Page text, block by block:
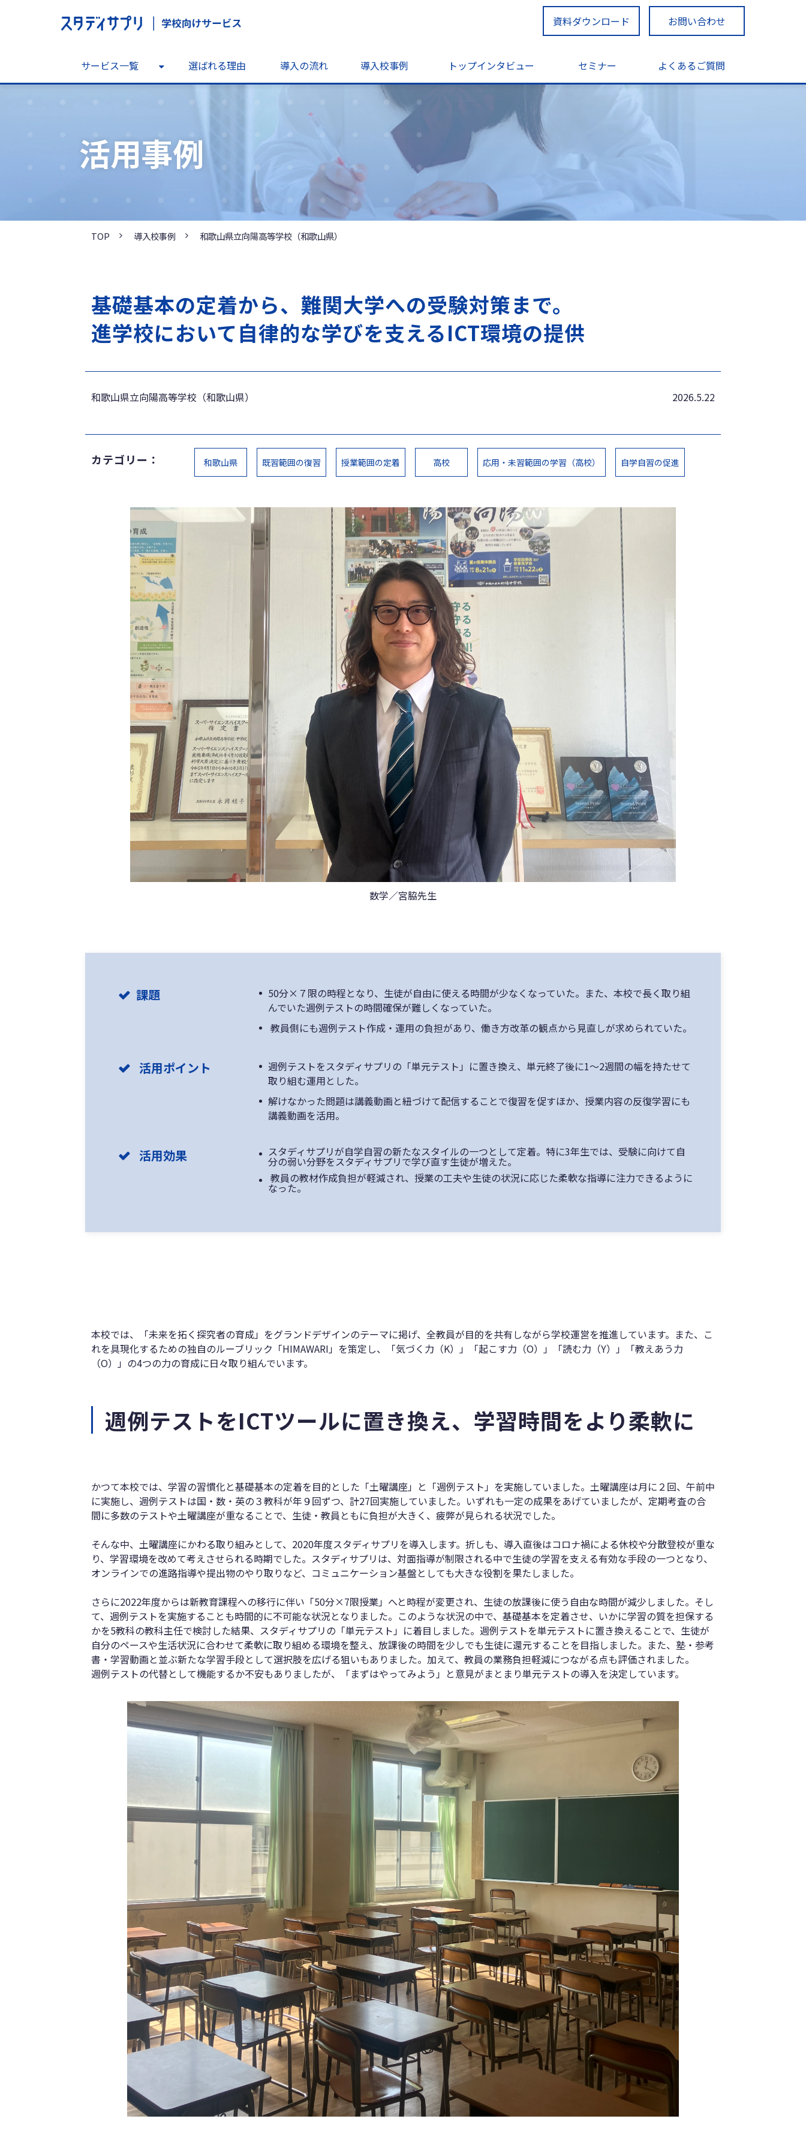
資料ダウンロード お問い合わせ
サービス一覧 選ばれる理由 導入の流れ 導入校事例 トップインタビュー セミナー よくあるご質問
活用事例
TOP 導入校事例 和歌山県立向陽高等学校（和歌山県）
基礎基本の定着から、難関大学への受験対策まで。
進学校において自律的な学びを支えるICT環境の提供
和歌山県立向陽高等学校（和歌山県） 2026.5.22
カテゴリー： 和歌山県 既習範囲の復習 授業範囲の定着 高校 応用・未習範囲の学習（高校） 自学自習の促進
数学／宮脇先生
課題
50分×７限の時程となり、生徒が自由に使える時間が少なくなっていた。また、本校で長く取り組
んでいた週例テストの時間確保が難しくなっていた。
教員側にも週例テスト作成・運用の負担があり、働き方改革の観点から見直しが求められていた。
活用ポイント
週例テストをスタディサプリの「単元テスト」に置き換え、単元終了後に1〜2週間の幅を持たせて
取り組む運用とした。
解けなかった問題は講義動画と紐づけて配信することで復習を促すほか、授業内容の反復学習にも
講義動画を活用。
活用効果 スタディサプリが自学自習の新たなスタイルの一つとして定着。特に3年生では、受験に向けて自
分の弱い分野をスタディサプリで学び直す生徒が増えた。
教員の教材作成負担が軽減され、授業の工夫や生徒の状況に応じた柔軟な指導に注力できるように
なった。
本校では、「未来を拓く探究者の育成」をグランドデザインのテーマに掲げ、全教員が目的を共有しながら学校運営を推進しています。また、こ
れを具現化するための独自のルーブリック「HIMAWARI」を策定し、「気づく力（K）」「起こす力（O）」「読む力（Y）」「教えあう力
（O）」の4つの力の育成に日々取り組んでいます。
週例テストをICTツールに置き換え、学習時間をより柔軟に
かつて本校では、学習の習慣化と基礎基本の定着を目的とした「土曜講座」と「週例テスト」を実施していました。土曜講座は月に２回、午前中
に実施し、週例テストは国・数・英の３教科が年９回ずつ、計27回実施していました。いずれも一定の成果をあげていましたが、定期考査の合
間に多数のテストや土曜講座が重なることで、生徒・教員ともに負担が大きく、疲弊が見られる状況でした。
そんな中、土曜講座にかわる取り組みとして、2020年度スタディサプリを導入します。折しも、導入直後はコロナ禍による休校や分散登校が重な
り、学習環境を改めて考えさせられる時期でした。スタディサプリは、対面指導が制限される中で生徒の学習を支える有効な手段の一つとなり、
オンラインでの進路指導や提出物のやり取りなど、コミュニケーション基盤としても大きな役割を果たしました。
さらに2022年度からは新教育課程への移行に伴い「50分×7限授業」へと時程が変更され、生徒の放課後に使う自由な時間が減少しました。そし
て、週例テストを実施することも時間的に不可能な状況となりました。このような状況の中で、基礎基本を定着させ、いかに学習の質を担保する
かを5教科の教科主任で検討した結果、スタディサプリの「単元テスト」に着目しました。週例テストを単元テストに置き換えることで、生徒が
自分のペースや生活状況に合わせて柔軟に取り組める環境を整え、放課後の時間を少しでも生徒に還元することを目指しました。また、塾・参考
書・学習動画と並ぶ新たな学習手段として選択肢を広げる狙いもありました。加えて、教員の業務負担軽減につながる点も評価されました。
週例テストの代替として機能するか不安もありましたが、「まずはやってみよう」と意見がまとまり単元テストの導入を決定しています。